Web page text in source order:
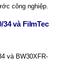
công nghiệp.
34 và FilmTec
và BW30XFR-